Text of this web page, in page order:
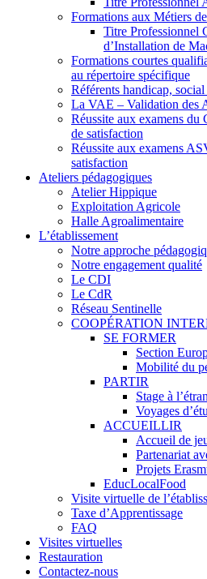
Formations aux Métiers
Titre Professionnel
d’Installation de
Formations courtes
au répertoire spécifique
Référents handicap,
La VAE – Validation des
Réussite aux examens du
de satisfaction
Réussite aux examens
satisfaction
Ateliers pédagogiques
Atelier Hippique
Exploitation Agricole
Halle Agroalimentaire
L’établissement
Notre approche
Notre engagement qualité
Le CDI
Le CdR
Réseau Sentinelle
COOPÉRATION
SE FORMER
Section
Mobilité du
PARTIR
Stage à
Voyages
ACCUEILLIR
Accueil de
Partenariat
Projets
EducLocalFood
Visite virtuelle de
Taxe d’Apprentissage
FAQ
Visites virtuelles
Restauration
Contactez-nous